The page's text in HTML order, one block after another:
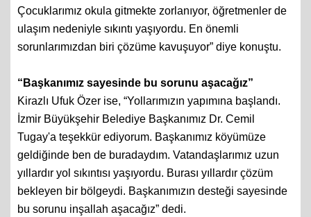
Çocuklarımız okula gitmekte zorlanıyor, öğretmenler de
ulaşım nedeniyle sıkıntı yaşıyordu. En önemli
sorunlarımızdan biri çözüme kavuşuyor” diye konuştu.
“Başkanımız sayesinde bu sorunu aşacağız”
Kirazlı Ufuk Özer ise, “Yollarımızın yapımına başlandı.
İzmir Büyükşehir Belediye Başkanımız Dr. Cemil
Tugay'a teşekkür ediyorum. Başkanımız köyümüze
geldiğinde ben de buradaydım. Vatandaşlarımız uzun
yıllardır yol sıkıntısı yaşıyordu. Burası yıllardır çözüm
bekleyen bir bölgeydi. Başkanımızın desteği sayesinde
bu sorunu inşallah aşacağız” dedi.